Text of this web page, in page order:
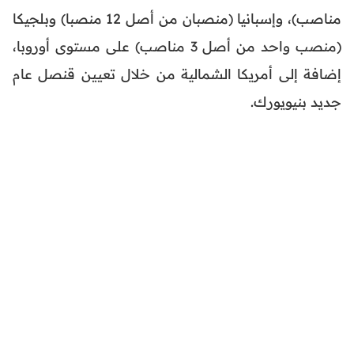
مناصب)، وإسبانيا (منصبان من أصل 12 منصبا) وبلجيكا
(منصب واحد من أصل 3 مناصب) على مستوى أوروبا،
إضافة إلى أمريكا الشمالية من خلال تعيين قنصل عام
جديد بنيويورك.